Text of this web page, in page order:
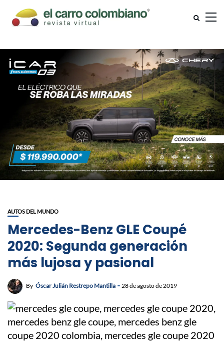
AUTOS DEL MUNDO
Mercedes-Benz GLE Coupé
2020: Segunda generación
más lujosa y pasional
By Óscar Julián Restrepo Mantilla 28 de agosto de 2019